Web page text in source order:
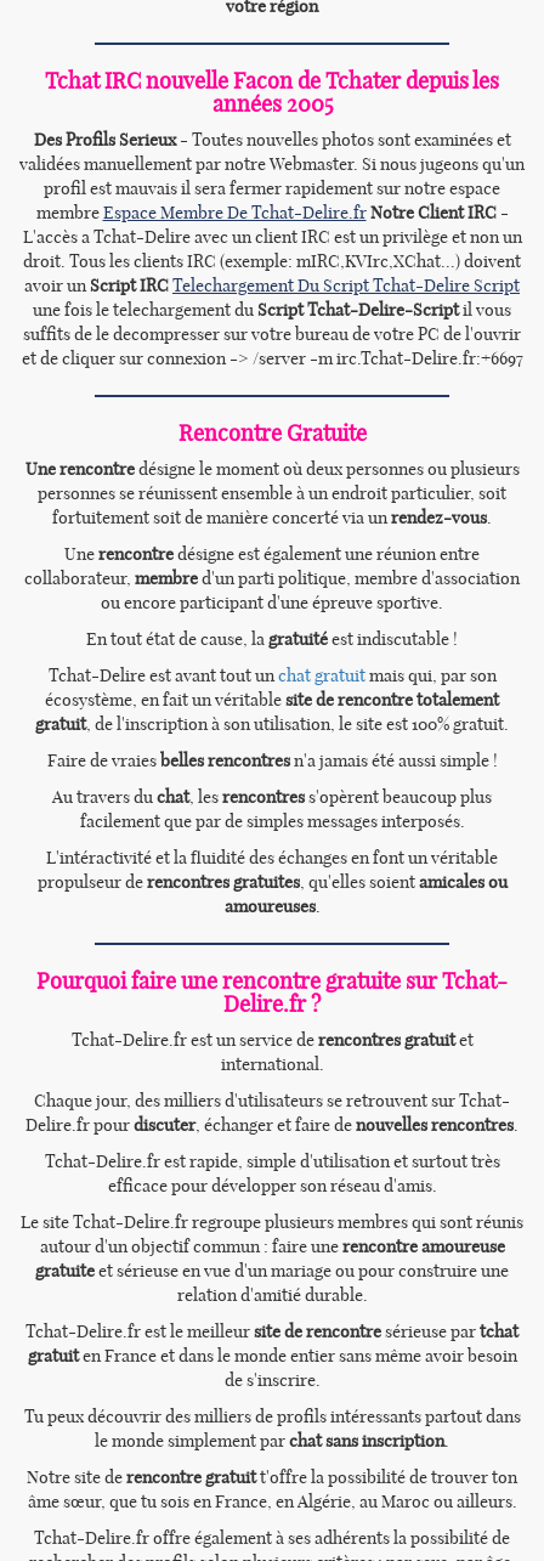
votre région
Tchat IRC nouvelle Facon de Tchater depuis les
années 2005
Des Profils Serieux- Toutes nouvelles photos sont examinées et
validées manuellement par notre Webmaster. Si nous jugeons qu'un
profil est mauvais il sera fermer rapidement sur notre espace
membreEspace Membre De Tchat-Delire.frNotre Client IRC-
L'accès a Tchat-Delire avec un client IRC est un privilège et non un
droit. Tous les clients IRC (exemple: mIRC,KVIrc,XChat...) doivent
avoir unScript IRCTelechargement Du Script Tchat-Delire Script
une fois le telechargement duScript Tchat-Delire-Scriptil vous
suffits de le decompresser sur votre bureau de votre PC de l'ouvrir
et de cliquer sur connexion -> /server -m irc.Tchat-Delire.fr:+6697
Rencontre Gratuite
Une rencontredésigne le moment où deux personnes ou plusieurs
personnes se réunissent ensemble à un endroit particulier, soit
fortuitement soit de manière concerté via unrendez-vous.
Unerencontredésigne est également une réunion entre
collaborateur, membred'un parti politique, membre d'association
ou encore participant d'une épreuve sportive.
En tout état de cause, lagratuitéest indiscutable !
Tchat-Delire est avant tout unchat gratuitmais qui, par son
écosystème, en fait un véritablesite de rencontre totalement
gratuit, de l'inscription à son utilisation, le site est 100% gratuit.
Faire de vraiesbelles rencontresn'a jamais été aussi simple !
Au travers duchat, lesrencontress'opèrent beaucoup plus
facilement que par de simples messages interposés.
L'intéractivité et la fluidité des échanges en font un véritable
propulseur derencontres gratuites, qu'elles soientamicales ou
amoureuses.
Pourquoi faire une rencontre gratuite sur Tchat-
Delire.fr ?
Tchat-Delire.fr est un service derencontres gratuitet
international.
Chaque jour, des milliers d'utilisateurs se retrouvent sur Tchat-
Delire.fr pourdiscuter, échanger et faire denouvelles rencontres.
Tchat-Delire.fr est rapide, simple d'utilisation et surtout très
efficace pour développer son réseau d'amis.
Le site Tchat-Delire.fr regroupe plusieurs membres qui sont réunis
autour d'un objectif commun : faire unerencontre amoureuse
gratuiteet sérieuse en vue d'un mariage ou pour construire une
relation d'amitié durable.
Tchat-Delire.fr est le meilleursite de rencontresérieuse partchat
gratuiten France et dans le monde entier sans même avoir besoin
de s'inscrire.
Tu peux découvrir des milliers de profils intéressants partout dans
le monde simplement parchat sans inscription.
Notre site derencontre gratuitt'offre la possibilité de trouver ton
âme sœur, que tu sois en France, en Algérie, au Maroc ou ailleurs.
Tchat-Delire.fr offre également à ses adhérents la possibilité de